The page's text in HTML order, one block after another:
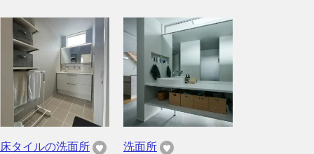
床タイルの洗面所 洗面所